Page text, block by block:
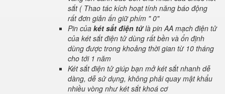
sắt ( Thao tác kích hoạt tính năng báo động
rất đơn giản ấn giữ phím " 0"
Pin của két sắt điện tửlà pin AA mạch điện tử
của két sắt điện tử dùng rất bền và ổn định
dùng được trong khoảng thời gian từ 10 tháng
cho tới 1 năm
Két sắt điện tử giúp bạn mở két sắt nhanh dễ
dàng, dễ sử dụng, không phải quay mật khẩu
nhiều vòng như két sắt khoá cơ